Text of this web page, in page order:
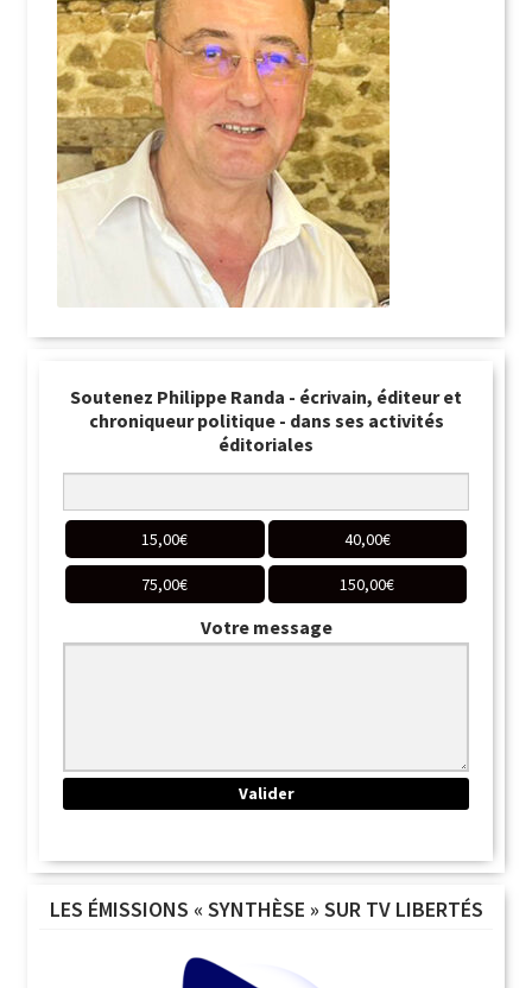
Soutenez Philippe Randa - écrivain, éditeur et
chroniqueur politique - dans ses activités
éditoriales
15,00€ 40,00€
75,00€ 150,00€
Votre message
LES ÉMISSIONS « SYNTHÈSE » SUR TV LIBERTÉS